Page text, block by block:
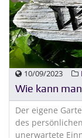
10/09/2023
Wie kann
Der eigene
des
unerwartete